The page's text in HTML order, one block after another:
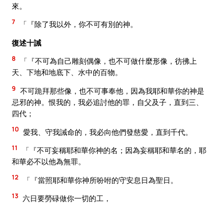
來。
7
「『除了我以外，你不可有別的神。
復述十誡
8
「『不可為自己雕刻偶像，也不可做什麼形像，彷彿上
天、下地和地底下、水中的百物。
9 不可跪拜那些像，也不可事奉他，因為我耶和華你的神是
忌邪的神。恨我的，我必追討他的罪，自父及子，直到三、
四代；
10 愛我、守我誡命的，我必向他們發慈愛，直到千代。
11
「『不可妄稱耶和華你神的名；因為妄稱耶和華名的，耶
和華必不以他為無罪。
12 「『當照耶和華你神所吩咐的守安息日為聖日。
13 六日要勞碌做你一切的工，